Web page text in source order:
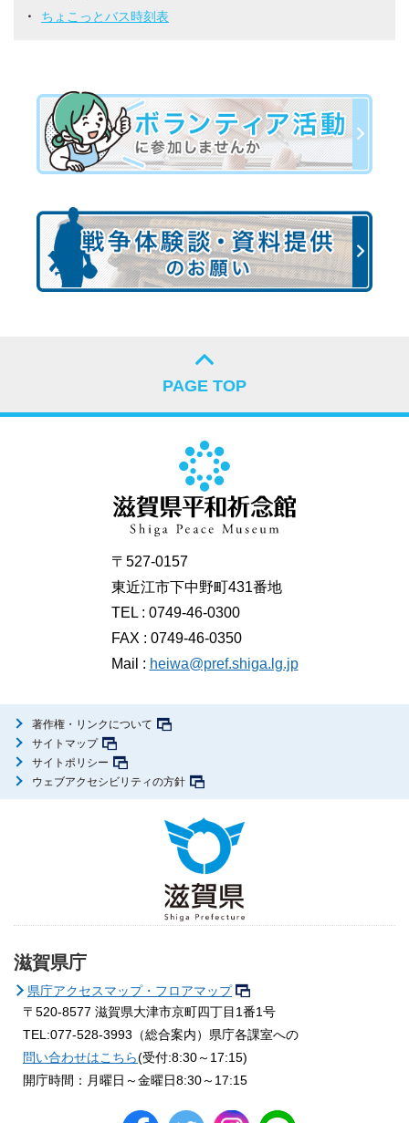
ちょこっとバス時刻表
PAGE TOP
〒527-0157
東近江市下中野町431番地
TEL : 0749-46-0300
FAX : 0749-46-0350
Mail : heiwa@pref.shiga.lg.jp
著作権・リンクについて
サイトマップ
サイトポリシー
ウェブアクセシビリティの方針
滋賀県庁
県庁アクセスマップ・フロアマップ
〒520-8577 滋賀県大津市京町四丁目1番1号
TEL:077-528-3993（総合案内）県庁各課室への
問い合わせはこちら(受付:8:30～17:15)
開庁時間：月曜日～金曜日8:30～17:15